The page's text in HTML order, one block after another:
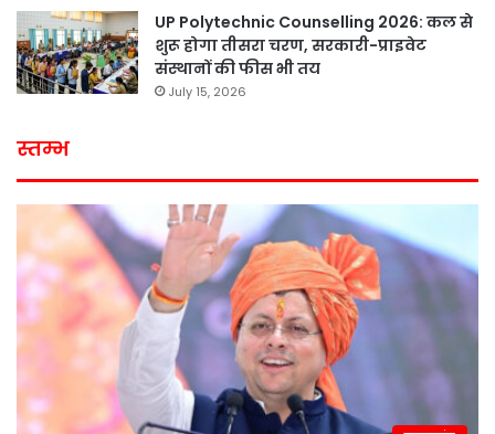
UP Polytechnic Counselling 2026: कल से
शुरू होगा तीसरा चरण, सरकारी-प्राइवेट
संस्थानों की फीस भी तय
July 15, 2026
स्तम्भ